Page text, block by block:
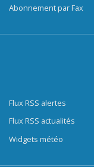
Abonnement par Fax
Flux RSS alertes
Flux RSS actualités
Widgets météo